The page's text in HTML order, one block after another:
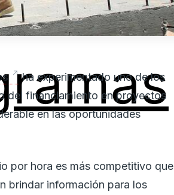
ha experimentado uno de los
del financiamiento en proyectos
en las oportunidades
por hora es más competitivo que
brindar información para los